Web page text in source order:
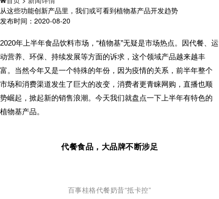
从这些功能创新产品里，我们或可看到植物基产品开发趋势
发布时间：2020-08-20
2020年上半年食品饮料市场，“植物基”无疑是市场热点。因代餐、运
动营养、环保、持续发展等方面的诉求，这个领域产品越来越丰
富。当然今年又是一个特殊的年份，因为疫情的关系，前半年整个
市场和消费渠道发生了巨大的改变，消费者更青睐网购，直播也顺
势崛起，掀起新的销售浪潮。今天我们就盘点一下上半年有特色的
植物基产品。
代餐食品，大品牌不断涉足
百事桂格代餐奶昔“抵卡控”